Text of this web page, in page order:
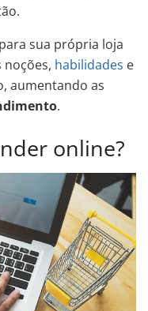
sua própria loja
habilidades e
aumentando as
.
online?